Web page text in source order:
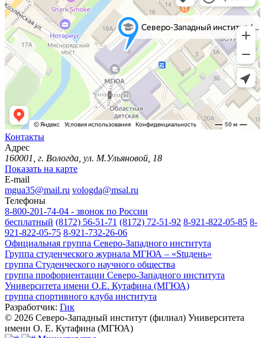
Контакты
Адрес
160001, г. Вологда, ул. М.Ульяновой, 18
Показать на карте
E-mail
mgua35@mail.ru vologda@msal.ru
Телефоны
8-800-201-74-04 - звонок по России
бесплатный (8172) 56-51-71 (8172) 72-51-92 8-921-822-05-85 8-
921-822-05-75 8-921-732-26-06
Официальная группа Северо-Западного института
Группа студенческого журнала МГЮА – «Stuдень»
группа Студенческого научного общества
группа профориентации Северо-Западного института
Университета имени О.Е. Кутафина (МГЮА)
группа спортивного клуба института
Разработчик: Гик
© 2026 Северо-Западный институт (филиал) Университета
имени О. Е. Кутафина (МГЮА)